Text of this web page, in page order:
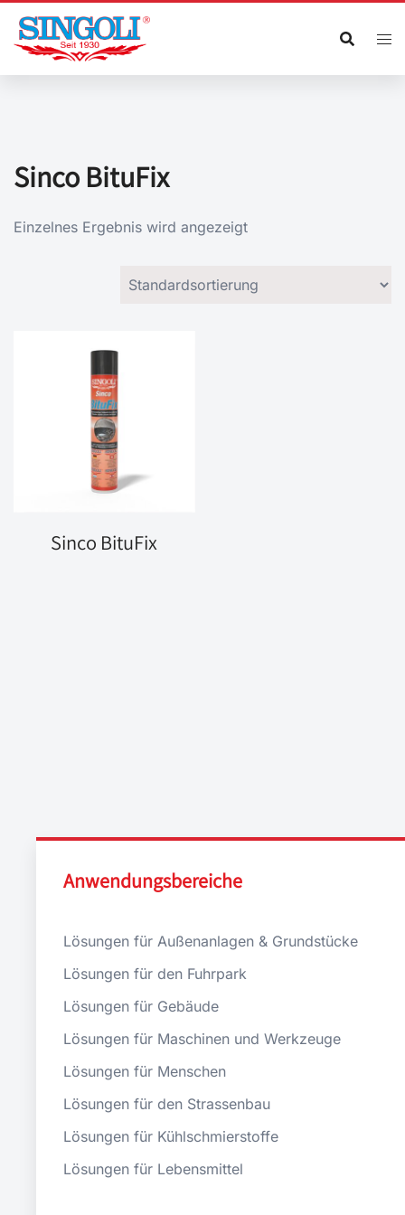
Zum
Inhalt
springen
Sinco BituFix
Einzelnes Ergebnis wird angezeigt
Sinco BituFix
Anwendungsbereiche
Lösungen für Außenanlagen & Grundstücke
Lösungen für den Fuhrpark
Lösungen für Gebäude
Lösungen für Maschinen und Werkzeuge
Lösungen für Menschen
Lösungen für den Strassenbau
Lösungen für Kühlschmierstoffe
Lösungen für Lebensmittel